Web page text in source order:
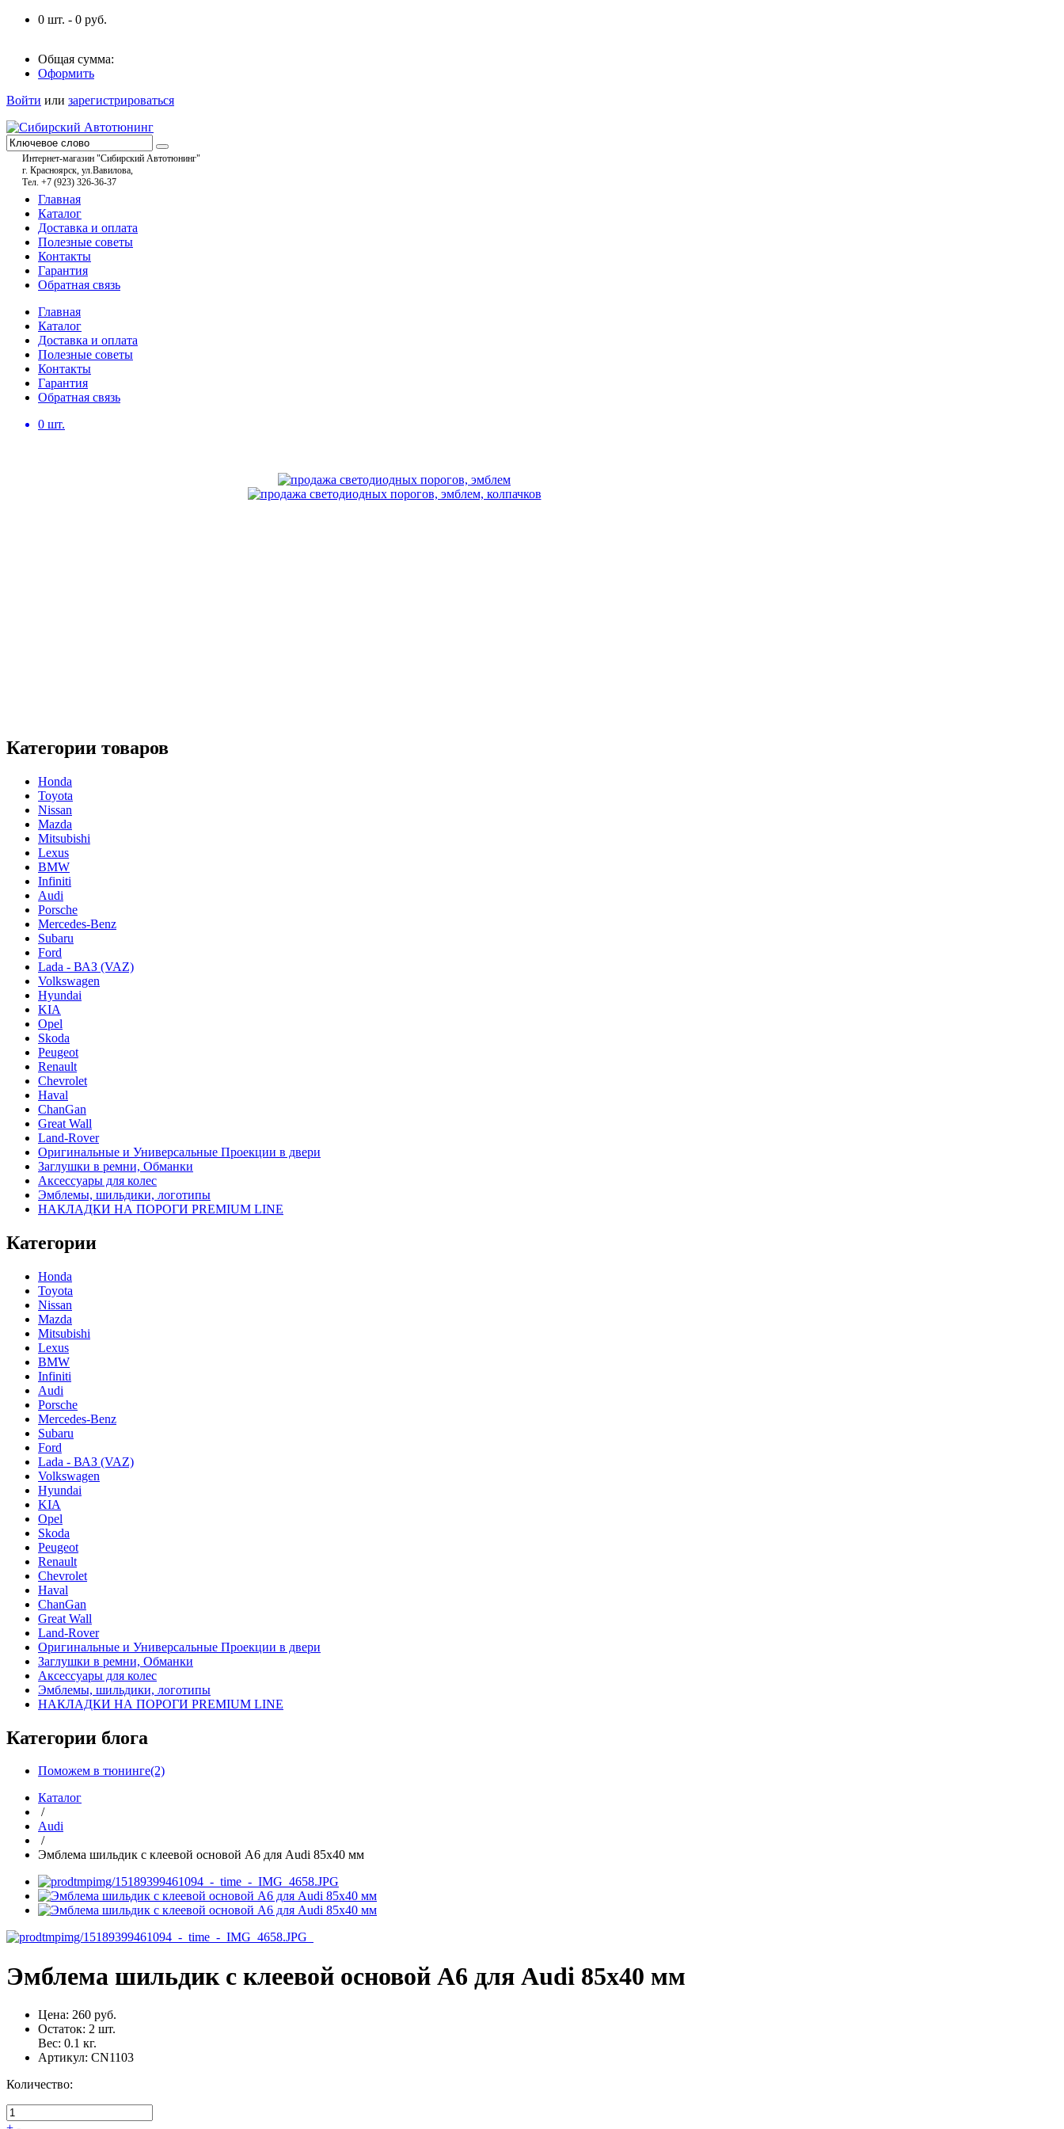
0 шт. - 0 руб.
Общая сумма:
Оформить
Войти или зарегистрироваться
Интернет-магазин "Сибирский Автотюнинг"
г. Красноярск, ул.Вавилова,
Тел. +7 (923) 326-36-37
Главная
Каталог
Доставка и оплата
Полезные советы
Контакты
Гарантия
Обратная связь
Главная
Каталог
Доставка и оплата
Полезные советы
Контакты
Гарантия
Обратная связь
0 шт.
Категории товаров
Honda
Toyota
Nissan
Mazda
Mitsubishi
Lexus
BMW
Infiniti
Audi
Porsche
Mercedes-Benz
Subaru
Ford
Lada - ВАЗ (VAZ)
Volkswagen
Hyundai
KIA
Opel
Skoda
Peugeot
Renault
Chevrolet
Haval
ChanGan
Great Wall
Land-Rover
Оригинальные и Универсальные Проекции в двери
Заглушки в ремни, Обманки
Аксессуары для колес
Эмблемы, шильдики, логотипы
НАКЛАДКИ НА ПОРОГИ PREMIUM LINE
Категории
Honda
Toyota
Nissan
Mazda
Mitsubishi
Lexus
BMW
Infiniti
Audi
Porsche
Mercedes-Benz
Subaru
Ford
Lada - ВАЗ (VAZ)
Volkswagen
Hyundai
KIA
Opel
Skoda
Peugeot
Renault
Chevrolet
Haval
ChanGan
Great Wall
Land-Rover
Оригинальные и Универсальные Проекции в двери
Заглушки в ремни, Обманки
Аксессуары для колес
Эмблемы, шильдики, логотипы
НАКЛАДКИ НА ПОРОГИ PREMIUM LINE
Категории блога
Поможем в тюнинге(2)
Каталог
/
Audi
/
Эмблема шильдик с клеевой основой A6 для Audi 85х40 мм
Эмблема шильдик с клеевой основой A6 для Audi 85х40 мм
Цена: 260 руб.
Остаток: 2 шт.
Вес: 0.1 кг.
Артикул: CN1103
Количество: